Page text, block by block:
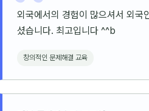
외국에서의 경험이 많으셔서 외국
셨습니다. 최고입니다 ^^b
창의적인 문제해결 교육